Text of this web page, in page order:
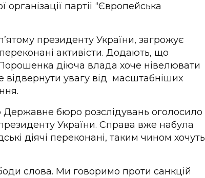
організації партії “Європейська
президенту України, загрожує
активісти. Додають, що
діюча влада хоче нівелювати
відвернути увагу від масштабніших
Державне бюро розслідувань оголосило
України. Справа вже набула
діячі переконані, таким чином хочуть
слова. Ми говоримо проти санкцій